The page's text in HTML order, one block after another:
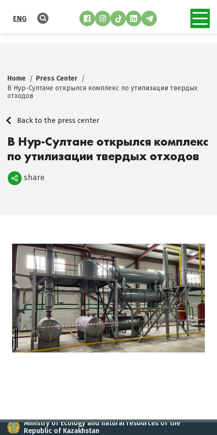
ENG
Home
Press Center
В Нур-Султане открылся комплекс по утилизации твердых
отходов
Back to the press center
В Нур-Султане открылся комплекс
по утилизации твердых отходов
Поделиться
share
Ministry of Ecology and natural resources of the
Republic of Kazakhstan